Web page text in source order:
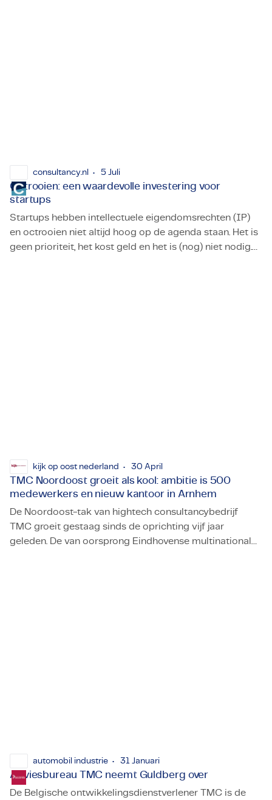
consultancy.nl 5 Juli
Octrooien: een waardevolle investering voor
startups
Startups hebben intellectuele eigendomsrechten (IP)
en octrooien niet altijd hoog op de agenda staan. Het is
geen prioriteit, het kost geld en het is (nog) niet nodig.
kijk op oost nederland 30 April
TMC Noordoost groeit als kool: ambitie is 500
medewerkers en nieuw kantoor in Arnhem
De Noordoost-tak van hightech consultancybedrijf
TMC groeit gestaag sinds de oprichting vijf jaar
geleden. De van oorsprong Eindhovense multinational
automobil industrie 31 Januari
Adviesbureau TMC neemt Guldberg over
De Belgische ontwikkelingsdienstverlener TMC is de